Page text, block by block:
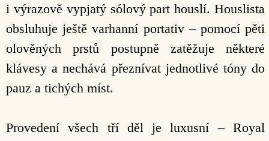
i výrazově vypjatý sólový part houslí. Houslista
obsluhuje ještě varhanní portativ – pomocí pěti
olověných prstů postupně zatěžuje některé
klávesy a nechává přeznívat jednotlivé tóny do
pauz a tichých míst.
Provedení všech tří děl je luxusní – Royal